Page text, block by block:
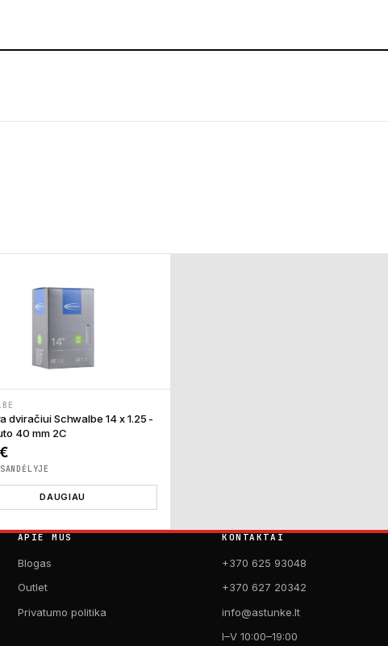
dviračiui Schwalbe 14 x 1.25 -
40 mm 2C
€
DAUGIAU
APIE MUS
Blogas
Outlet
Privatumo politika
KONTAKTAI
+370 625 93048
+370 627 20342
info@astunke.lt
I–V 10:00–19:00